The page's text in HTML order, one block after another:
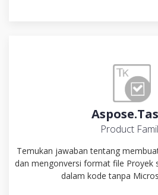
Product
Temukan jawaban tentang
dan mengonversi format file Proyek
dalam kode tanpa